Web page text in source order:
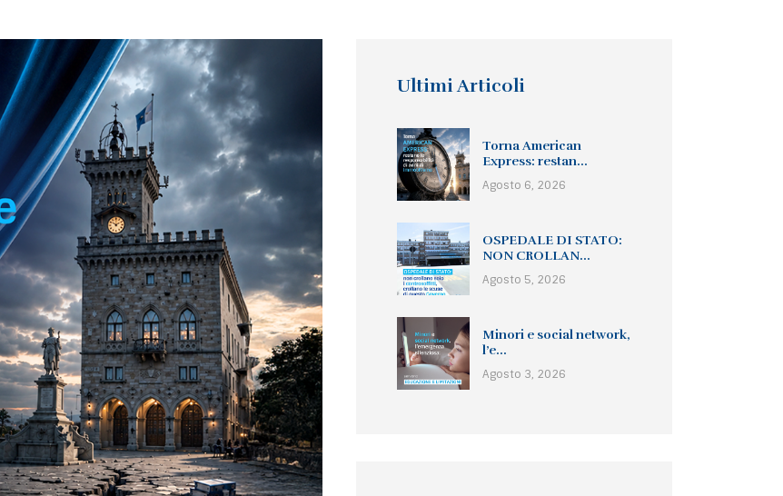
Ultimi Articoli
Torna American
Express: restan...
Agosto 6, 2026
OSPEDALE DI STATO:
NON CROLLAN...
Agosto 5, 2026
Minori e social network,
l’e...
Agosto 3, 2026